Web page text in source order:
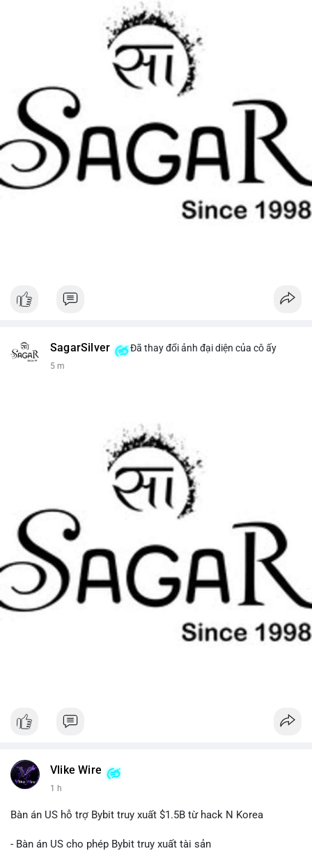
SagarSilver Đã thay đổi ảnh đại diện của cô ấy
5 m
Vlike Wire
1 h
Bàn án US hỗ trợ Bybit truy xuất $1.5B từ hack N Korea
- Bàn án US cho phép Bybit truy xuất tài sản